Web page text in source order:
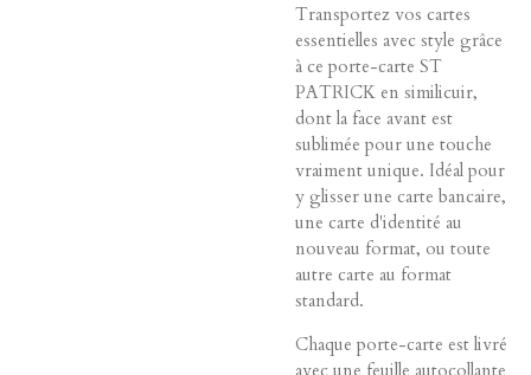
Transportez vos cartes
essentielles avec style grâce
à ce porte-carte ST
PATRICK en similicuir,
dont la face avant est
sublimée pour une touche
vraiment unique. Idéal pour
y glisser une carte bancaire,
une carte d'identité au
nouveau format, ou toute
autre carte au format
standard.
Chaque porte-carte est livré
avec une feuille autocollante